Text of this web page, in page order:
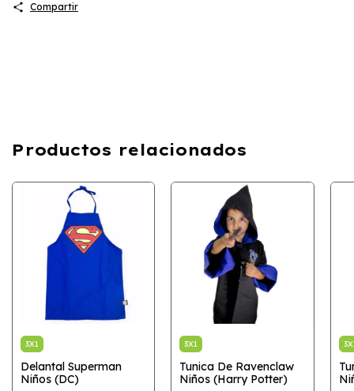
Compartir
Productos relacionados
3X1
Delantal Superman
Niños (DC)
3X1
Tunica De Ravenclaw
Niños (Harry Potter)